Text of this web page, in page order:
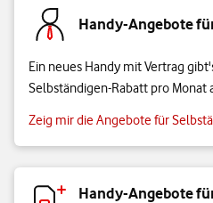
Handy-Angebote
Ein neues Handy mit Vertrag
Selbständigen-Rabatt pro Monat
Zeig mir die Angebote für
Handy-Angebote